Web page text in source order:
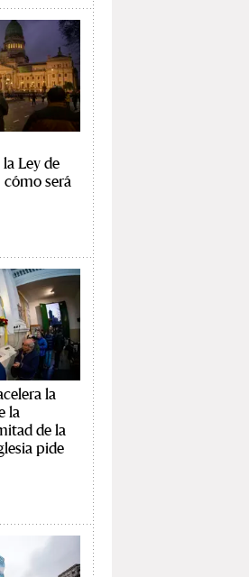
Ley de
cómo será
la
la
de la
pide